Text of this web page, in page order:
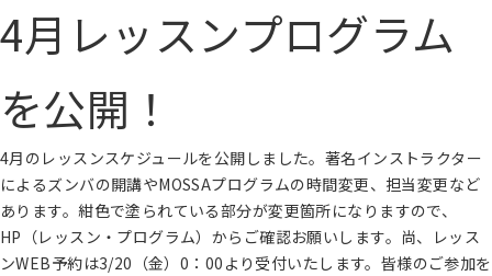
4月レッスンプログラム
を公開！
4月のレッスンスケジュールを公開しました。著名インストラクター
によるズンバの開講やMOSSAプログラムの時間変更、担当変更など
あります。紺色で塗られている部分が変更箇所になりますので、
HP（レッスン・プログラム）からご確認お願いします。尚、レッス
ンWEB予約は3/20（金）0：00より受付いたします。皆様のご参加を